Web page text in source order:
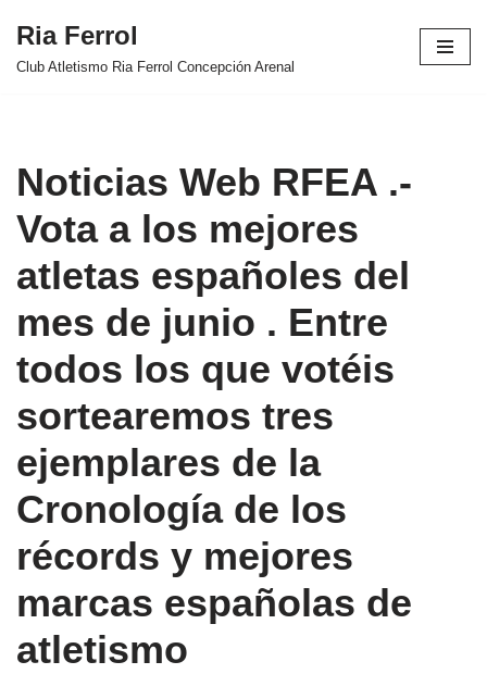
Saltar
Ria Ferrol
Club Atletismo Ria Ferrol Concepción Arenal
Noticias Web RFEA .-
Vota a los mejores
atletas españoles del
mes de junio . Entre
todos los que votéis
sortearemos tres
ejemplares de la
Cronología de los
récords y mejores
marcas españolas de
atletismo